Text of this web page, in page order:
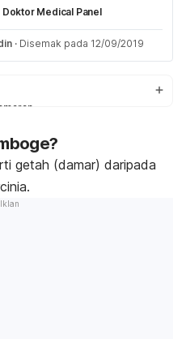
Doktor Medical Panel
· Disemak pada 12/09/2019
amaran
getah (damar) daripada
Iklan